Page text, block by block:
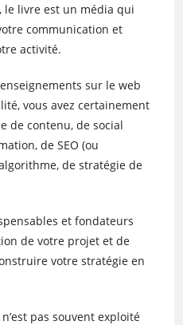
le livre est un média qui
communication et
activité.
sur le web
vous avez certainement
de contenu, de social
de SEO (ou
de stratégie de
et fondateurs
de votre projet et de
votre stratégie en
pas souvent exploité